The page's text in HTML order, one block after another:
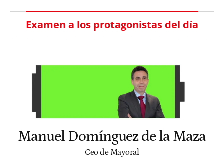
Examen a los protagonistas del día
Manuel Domínguez de la Maza
Ceo de Mayoral